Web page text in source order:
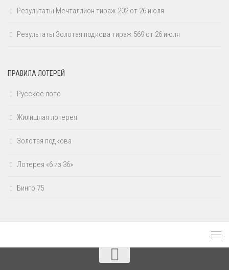
Результаты Мечталлион тираж 202 от 26 июля
Результаты Золотая подкова тираж 569 от 26 июля
ПРАВИЛА ЛОТЕРЕЙ
Русское лото
Жилищная лотерея
Золотая подкова
Лотерея «6 из 36»
Бинго 75